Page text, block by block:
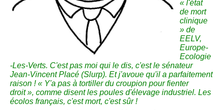
« l'état
de mort
clinique
» de
EELV,
Europe-
Ecologie
-Les-Verts. C'est pas moi qui le dis, c'est le sénateur
Jean-Vincent Placé (Slurp). Et j'avoue qu'il a parfaitement
raison ! « Y'a pas à tortiller du croupion pour fienter
droit », comme disent les poules d'élevage industriel. Les
écolos français, c'est mort, c'est sûr !